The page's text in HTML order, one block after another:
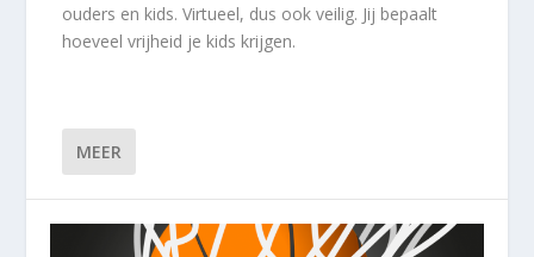
ouders en kids. Virtueel, dus ook veilig. Jij bepaalt
hoeveel vrijheid je kids krijgen.
MEER